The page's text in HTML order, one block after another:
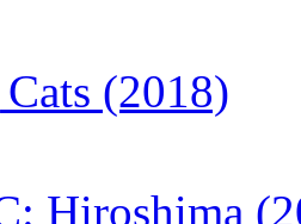
(2018)
Hiroshima